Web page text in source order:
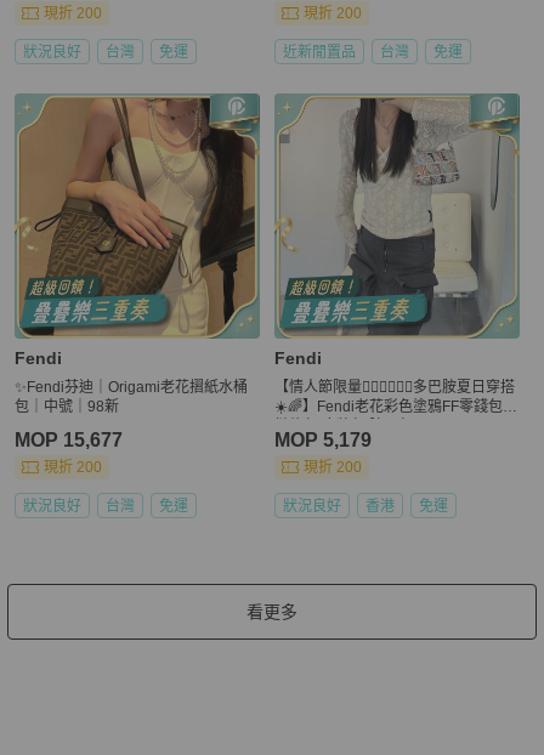
現折 200
狀況良好 台灣 免運
現折 200
近新閒置品 台灣 免運
Fendi
✨Fendi芬迪｜Origami老花摺紙水桶
包｜中號｜98新
MOP 15,677
現折 200
狀況良好 台灣 免運
Fendi
【情人節限量👩🏻‍❤️‍💋‍👨🏻多巴胺夏日穿搭
☀️🌈】Fendi老花彩色塗鴉FF零錢包
MOP 5,179
現折 200
狀況良好 香港 免運
看更多